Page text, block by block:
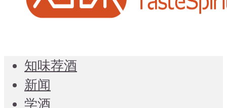
知味荐酒
新闻
学酒